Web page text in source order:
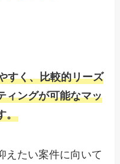
すく、比較的リーズ
ィングが可能なマッ
。
えたい案件に向いて